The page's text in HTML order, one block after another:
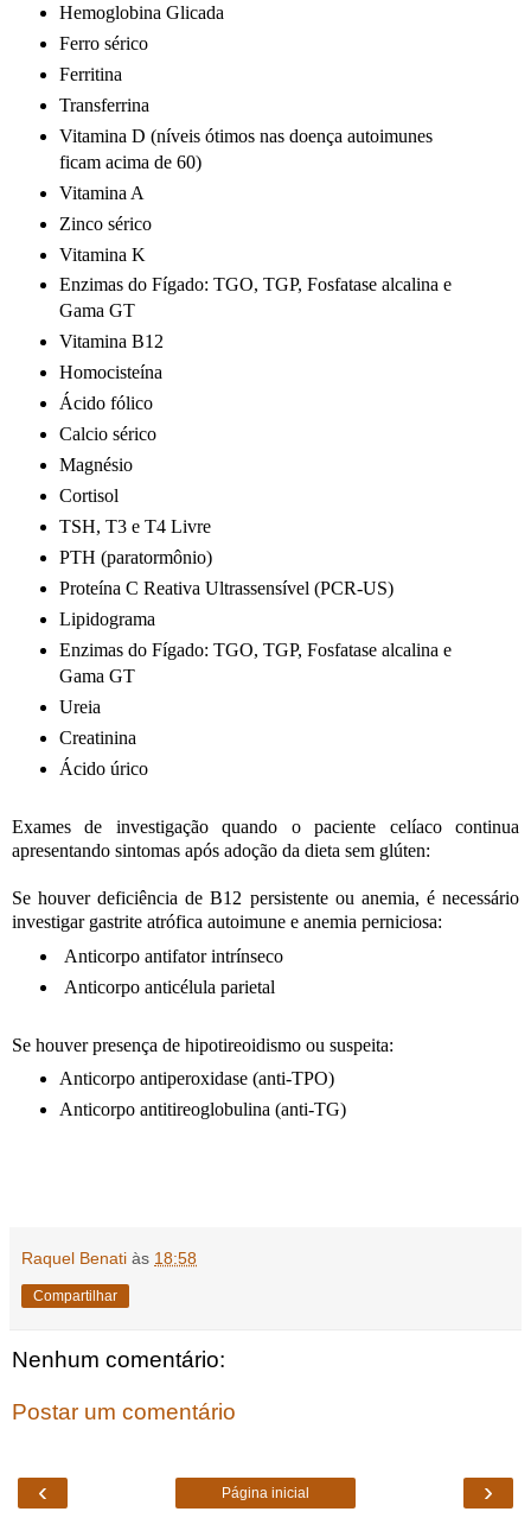
Hemoglobina Glicada
Ferro sérico
Ferritina
Transferrina
Vitamina D (níveis ótimos nas doença autoimunes
ficam acima de 60)
Vitamina A
Zinco sérico
Vitamina K
Enzimas do Fígado: TGO, TGP, Fosfatase alcalina e
Gama GT
Vitamina B12
Homocisteína
Ácido fólico
Calcio sérico
Magnésio
Cortisol
TSH, T3 e T4 Livre
PTH (paratormônio)
Proteína C Reativa Ultrassensível (PCR-US)
Lipidograma
Enzimas do Fígado: TGO, TGP, Fosfatase alcalina e
Gama GT
Ureia
Creatinina
Ácido úrico
Exames de investigação quando o paciente celíaco continua
apresentando sintomas após adoção da dieta sem glúten:
Se houver deficiência de B12 persistente ou anemia, é necessário
investigar gastrite atrófica autoimune e anemia perniciosa:
Anticorpo antifator intrínseco
Anticorpo anticélula parietal
Se houver presença de hipotireoidismo ou suspeita:
Anticorpo antiperoxidase (anti-TPO)
Anticorpo antitireoglobulina (anti-TG)
Raquel Benati às 18:58
Compartilhar
Nenhum comentário:
Postar um comentário
‹ ›
Página inicial